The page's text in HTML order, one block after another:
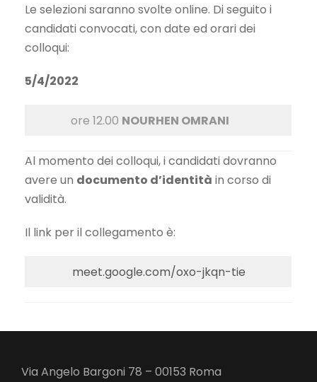
Le selezioni saranno svolte online. Di seguito i
candidati convocati, con date ed orari dei
colloqui:
5/4/2022
ore 12.00 NOURHEN OMRANI
Al momento dei colloqui, i candidati dovranno
avere un documento d’identità in corso di
validità.
Il link per il collegamento è:
meet.google.com/oxo-jkqn-tie
Via Angelo Bargoni 78 – 00153 Roma